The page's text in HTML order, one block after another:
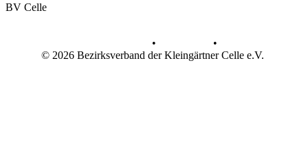
BV Celle
•
•
© 2026 Bezirksverband der Kleingärtner Celle e.V.